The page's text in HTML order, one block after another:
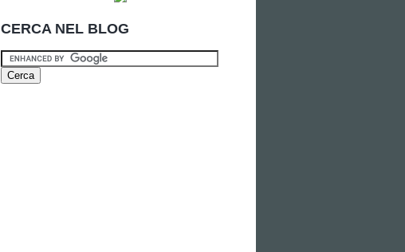
CERCA NEL BLOG